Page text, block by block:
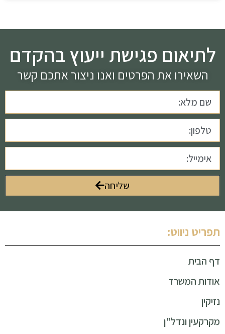
לתיאום פגישת ייעוץ בהקדם
השאירו את הפרטים ואנו ניצור אתכם קשר
שליחה
תפריט ניווט:
דף הבית
אודות המשרד
נזיקין
מקרקעין ונדל"ן